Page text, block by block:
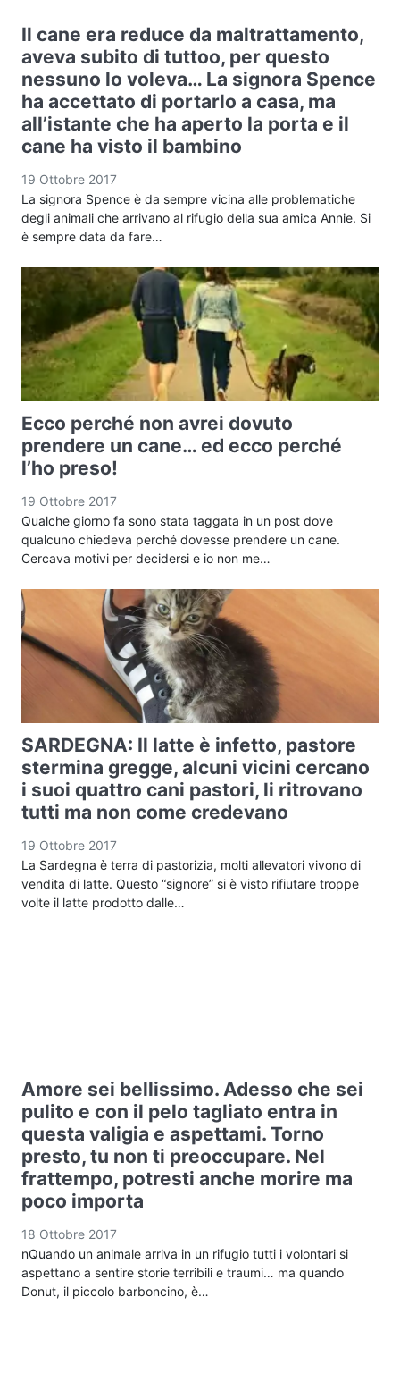
Il cane era reduce da maltrattamento,
aveva subito di tuttoo, per questo
nessuno lo voleva… La signora Spence
ha accettato di portarlo a casa, ma
all’istante che ha aperto la porta e il
cane ha visto il bambino
19 Ottobre 2017
La signora Spence è da sempre vicina alle problematiche
degli animali che arrivano al rifugio della sua amica Annie. Si
è sempre data da fare…
Ecco perché non avrei dovuto
prendere un cane… ed ecco perché
l’ho preso!
19 Ottobre 2017
Qualche giorno fa sono stata taggata in un post dove
qualcuno chiedeva perché dovesse prendere un cane.
Cercava motivi per decidersi e io non me…
SARDEGNA: Il latte è infetto, pastore
stermina gregge, alcuni vicini cercano
i suoi quattro cani pastori, li ritrovano
tutti ma non come credevano
19 Ottobre 2017
La Sardegna è terra di pastorizia, molti allevatori vivono di
vendita di latte. Questo “signore” si è visto rifiutare troppe
volte il latte prodotto dalle…
Amore sei bellissimo. Adesso che sei
pulito e con il pelo tagliato entra in
questa valigia e aspettami. Torno
presto, tu non ti preoccupare. Nel
frattempo, potresti anche morire ma
poco importa
18 Ottobre 2017
nQuando un animale arriva in un rifugio tutti i volontari si
aspettano a sentire storie terribili e traumi… ma quando
Donut, il piccolo barboncino, è…